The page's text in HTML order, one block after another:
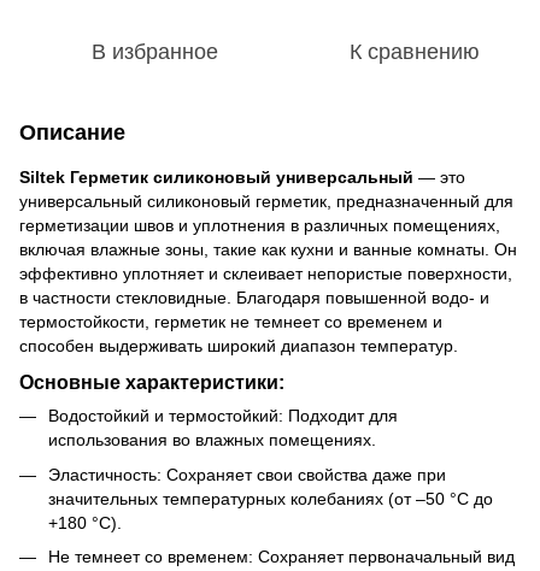
В избранное К сравнению
Описание
Siltek Герметик силиконовый универсальный — это
универсальный силиконовый герметик, предназначенный для
герметизации швов и уплотнения в различных помещениях,
включая влажные зоны, такие как кухни и ванные комнаты. Он
эффективно уплотняет и склеивает непористые поверхности,
в частности стекловидные. Благодаря повышенной водо- и
термостойкости, герметик не темнеет со временем и
способен выдерживать широкий диапазон температур.
Основные характеристики:
Водостойкий и термостойкий: Подходит для
использования во влажных помещениях.
Эластичность: Сохраняет свои свойства даже при
значительных температурных колебаниях (от –50 °С до
+180 °С).
Не темнеет со временем: Сохраняет первоначальный вид